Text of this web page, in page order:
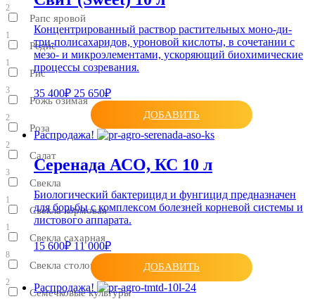
2
Рапс яровой
1
Редис
1
Рис
3
Рожь озимая
2
Роза
2
Салат
3
Свекла
1
Свекла кормовая
1
Свекла сахарная
8
Свекла столовая
2
Семечковые культуры
Концентрированный раствор растительных моно-ди-
три-полисахаридов, уроновой кислоты, в сочетании с
мезо- и микроэлементами, ускоряющий биохимические
процессы созревания.
35 400₽ 25 650₽
ДОБАВИТЬ
Распродажа!
Серенада АСО, КС 10 л
Биологический бактерицид и фунгицид предназначен
для борьбы с комплексом болезней корневой системы и
листового аппарата.
15 600₽ 11 000₽
ДОБАВИТЬ
Распродажа!